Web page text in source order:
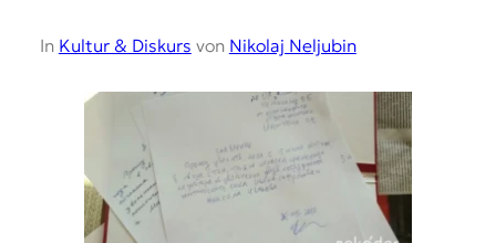
In Kultur & Diskurs von Nikolaj Neljubin